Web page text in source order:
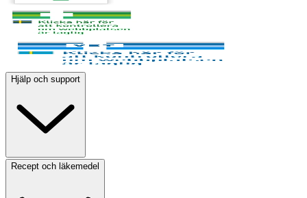
Hjälp och support
Recept och läkemedel